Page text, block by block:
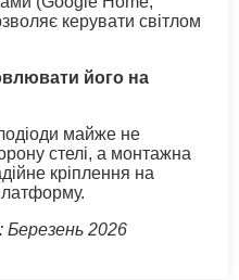
керувати світлом
його на
майже не
стелі, а монтажна
кріплення на
Березень 2026